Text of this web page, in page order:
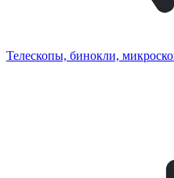
Телескопы, бинокли,